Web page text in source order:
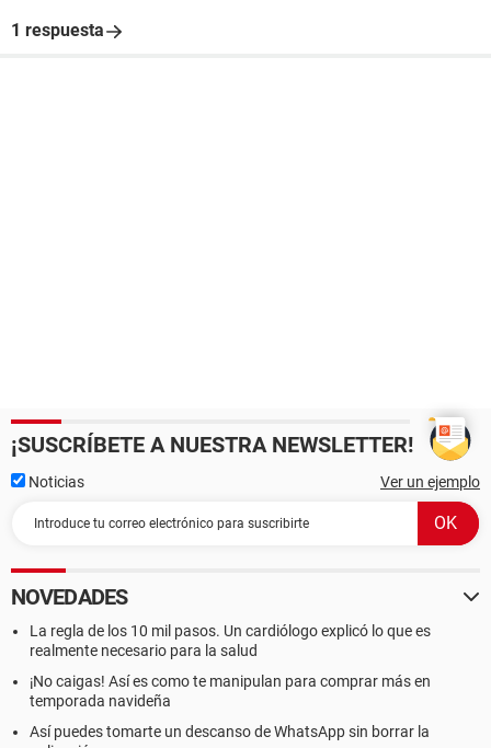
1 respuesta
¡SUSCRÍBETE A NUESTRA NEWSLETTER!
Noticias Ver un ejemplo
NOVEDADES
La regla de los 10 mil pasos. Un cardiólogo explicó lo que es
realmente necesario para la salud
¡No caigas! Así es como te manipulan para comprar más en
temporada navideña
Así puedes tomarte un descanso de WhatsApp sin borrar la